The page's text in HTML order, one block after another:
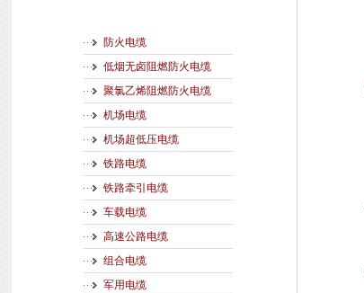
防火电缆
低烟无卤阻燃防火电缆
聚氯乙烯阻燃防火电缆
机场电缆
机场超低压电缆
铁路电缆
铁路牵引电缆
车载电缆
高速公路电缆
组合电缆
军用电缆